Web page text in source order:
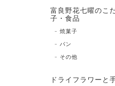
富良野花七曜のこ
子・食品
焼菓子
パン
その他
ドライフラワーと